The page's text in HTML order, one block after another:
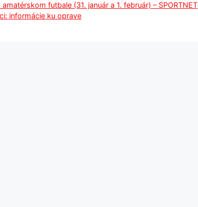
futbale (31. január a 1. február) – SPORTNET
informácie ku oprave